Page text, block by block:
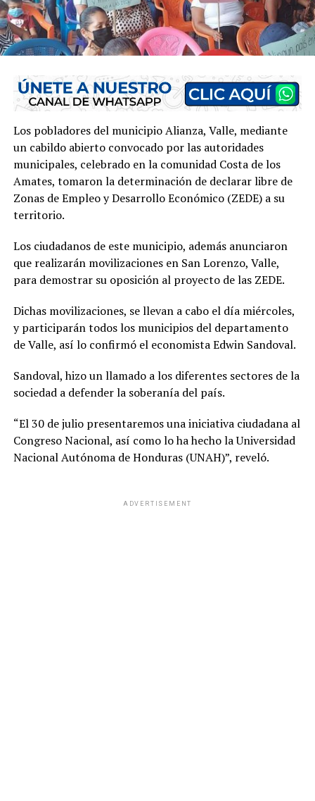
Los pobladores del municipio Alianza, Valle, mediante
un cabildo abierto convocado por las autoridades
municipales, celebrado en la comunidad Costa de los
Amates, tomaron la determinación de declarar libre de
Zonas de Empleo y Desarrollo Económico (ZEDE) a su
territorio.
Los ciudadanos de este municipio, además anunciaron
que realizarán movilizaciones en San Lorenzo, Valle,
para demostrar su oposición al proyecto de las ZEDE.
Dichas movilizaciones, se llevan a cabo el día miércoles,
y participarán todos los municipios del departamento
de Valle, así lo confirmó el economista Edwin Sandoval.
Sandoval, hizo un llamado a los diferentes sectores de la
sociedad a defender la soberanía del país.
“El 30 de julio presentaremos una iniciativa ciudadana al
Congreso Nacional, así como lo ha hecho la Universidad
Nacional Autónoma de Honduras (UNAH)”, reveló.
ADVERTISEMENT